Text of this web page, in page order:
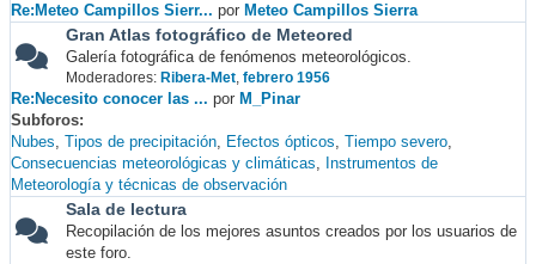
Re:Meteo Campillos Sierr... por Meteo Campillos Sierra
Gran Atlas fotográfico de Meteored
Galería fotográfica de fenómenos meteorológicos.
Moderadores: Ribera-Met, febrero 1956
Re:Necesito conocer las ... por M_Pinar
Subforos
Nubes Tipos de precipitación Efectos ópticos Tiempo severo
Consecuencias meteorológicas y climáticas
Instrumentos de
Meteorología y técnicas de observación
Sala de lectura
Recopilación de los mejores asuntos creados por los usuarios de
este foro.